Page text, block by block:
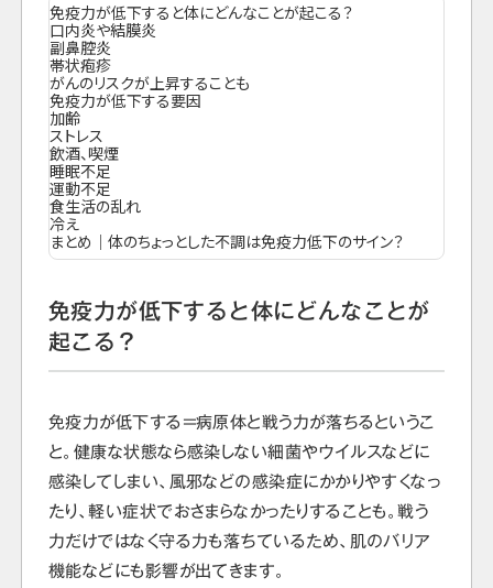
免疫力が低下すると体にどんなことが起こる？
口内炎や結膜炎
副鼻腔炎
帯状疱疹
がんのリスクが上昇することも
免疫力が低下する要因
加齢
ストレス
飲酒、喫煙
睡眠不足
運動不足
食生活の乱れ
冷え
まとめ｜体のちょっとした不調は免疫力低下のサイン？
免疫力が低下すると体にどんなことが
起こる？
免疫力が低下する＝病原体と戦う力が落ちるというこ
と。健康な状態なら感染しない細菌やウイルスなどに
感染してしまい、風邪などの感染症にかかりやすくなっ
たり、軽い症状でおさまらなかったりすることも。戦う
力だけではなく守る力も落ちているため、肌のバリア
機能などにも影響が出てきます。